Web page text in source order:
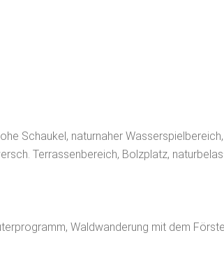
Schaukel, naturnaher Wasserspielbereich,
Terrassenbereich, Bolzplatz,
Waldwanderung mit dem